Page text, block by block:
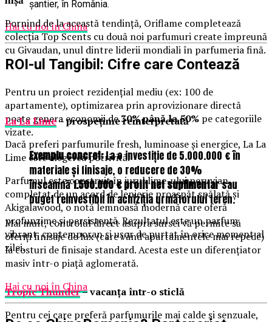
șantier, în România.
Hai cu noi în China
ROI-ul Tangibil: Cifre care Contează
Pentru un proiect rezidențial mediu (ex: 100 de
apartamente), optimizarea prin aprovizionare directă
poate genera economii de30% până la 50% pe categoriile
vizate.
Exemplu concret:La o investiție de 5.000.000 € în
materiale și finisaje, o reducere de 30%
înseamnă1.500.000 € profit net suplimentarsau
buget reinvestibil în achiziția următorului teren.
Mai mult, controlul direct asupra sursei vă permite să
oferiți finisaje de lux (care vând apartamentele mai repede)
la costuri de finisaje standard. Acesta este un diferențiator
masiv într-o piață aglomerată.
Hai cu noi în China
Pornind de la această tendință, Oriflame completează
colecția Top Scents cu două noi parfumuri create împreună
cu Givaudan, unul dintre liderii mondiali în parfumeria fină.
La La Lime– prospețime reinterpretată
Dacă preferi parfumurile fresh, luminoase și energice, La La
Lime este alegerea potrivită.
Parfumul este construit în jurul lime-ului peruvian,
completat de un acord de lenjerie proaspăt spălată și
Akigalawood, o notă lemnoasă modernă care oferă
profunzime și persistență. Rezultatul este un parfum
vibrant, contemporan și ușor de purtat în orice moment al
zilei.
Tropic Thunder– vacanța într-o sticlă
Pentru cei care preferă parfumurile mai calde și senzuale,